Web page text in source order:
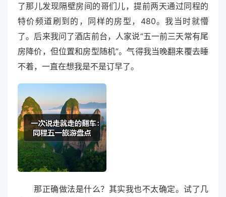
了那儿发现隔壁房间的哥们儿，提前两天通过同程的
特价频道刷到的，同样的房型，480。我当时就懵
了。后来我问了酒店前台，人家说“五一前三天常有尾
房降价，但位置和房型随机”。气得我当晚翻来覆去睡
不着，一直在想我是不是订早了。
那正确做法是什么？其实我也不太确定。试了几